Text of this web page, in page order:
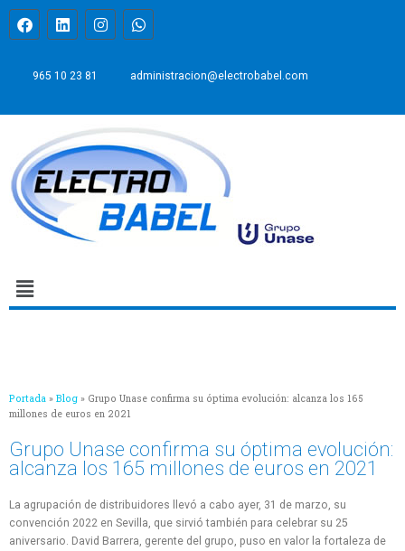
965 10 23 81 administracion@electrobabel.com
Portada » Blog » Grupo Unase confirma su óptima evolución: alcanza los 165
millones de euros en 2021
Grupo Unase confirma su óptima evolución:
alcanza los 165 millones de euros en 2021
La agrupación de distribuidores llevó a cabo ayer, 31 de marzo, su
convención 2022 en Sevilla, que sirvió también para celebrar su 25
aniversario. David Barrera, gerente del grupo, puso en valor la fortaleza de